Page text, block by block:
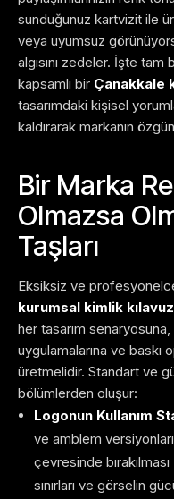
sunduğunuz kartvizit ile
veya uyumsuz
algısını zedeler. İşte
kapsamlı bir Çanakkale
tasarımdaki kişisel
kaldırarak markanın
Bir Marka
Olmazsa
Taşları
Eksiksiz ve
kurumsal kimlik
her tasarım
uygulamalarına ve baskı
üretmelidir. Standart ve
bölümlerden oluşur:
Logonun Kullanım
ve amblem
çevresinde
sınırları ve görselin